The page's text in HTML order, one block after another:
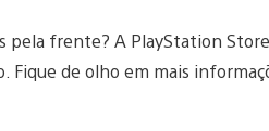
pela frente? A PlayStation
Fique de olho em mais